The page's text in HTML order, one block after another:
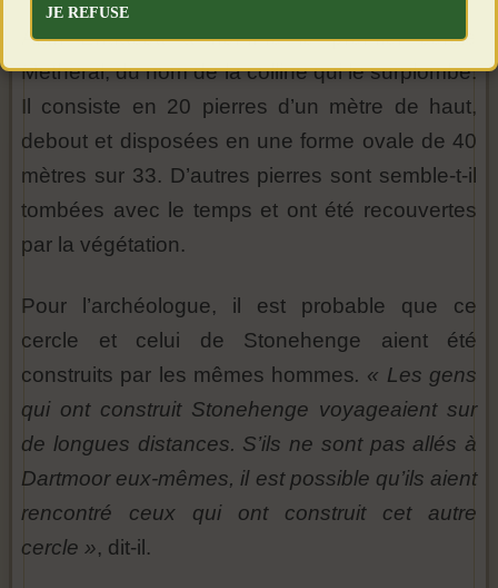
Alan Endacott a nommé le premier cercle
Metheral, du nom de la colline qui le surplombe.
Il consiste en 20 pierres d’un mètre de haut,
debout et disposées en une forme ovale de 40
mètres sur 33. D’autres pierres sont semble-t-il
tombées avec le temps et ont été recouvertes
par la végétation.
Pour l’archéologue, il est probable que ce
cercle et celui de Stonehenge aient été
construits par les mêmes hommes. « Les gens
qui ont construit Stonehenge voyageaient sur
de longues distances. S’ils ne sont pas allés à
Dartmoor eux-mêmes, il est possible qu’ils aient
rencontré ceux qui ont construit cet autre
cercle », dit-il.
JE REFUSE